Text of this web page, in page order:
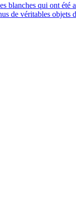
blanches qui ont été
de véritables objets